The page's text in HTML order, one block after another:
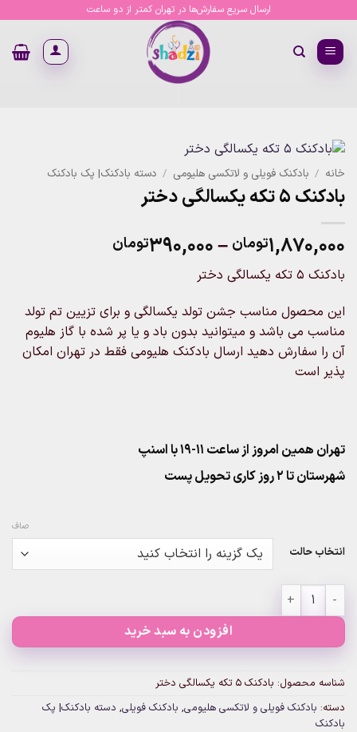
content
ارسال سریع سفارش‌ها در تهران کمتر از دو ساعت
خانه / بادکنک فویلی و لاتکسی هلیومی / دسته بادکنک| پک بادکنک
بادکنک ۵ تکه یکسالگی دختر
۱,۸۷۰,۰۰۰تومان –۳۹۰,۰۰۰تومان
through
۱,۸۷۰,۰۰۰تومان
بادکنک ۵ تکه یکسالگی دختر
این محصول مناسب جشن تولد یکسالگی و برای تزیین تم تولد
مناسب می باشد و میتوانید بدون باد و یا پر شده با گاز هلیوم
آن را سفارش دهید ارسال بادکنک هلیومی فقط در تهران امکان
پذیر است
تهران همین امروز از ساعت ۱۱-۱۹ با اسنپ
شهرستان تا 2 روز کاری تحویل پست
انتخاب حالت
صاف
بادکنک ۵ تکه یکسالگی دختر عدد
افزودن به سبد خرید
شناسه محصول: بادکنک ۵ تکه یکسالگی دختر
دسته: بادکنک فویلی و لاتکسی هلیومی, بادکنک فویلی, دسته بادکنک| پک
بادکنک